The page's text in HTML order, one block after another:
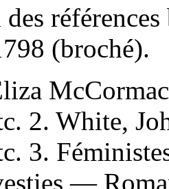
(broché).
2. White,
3.
—